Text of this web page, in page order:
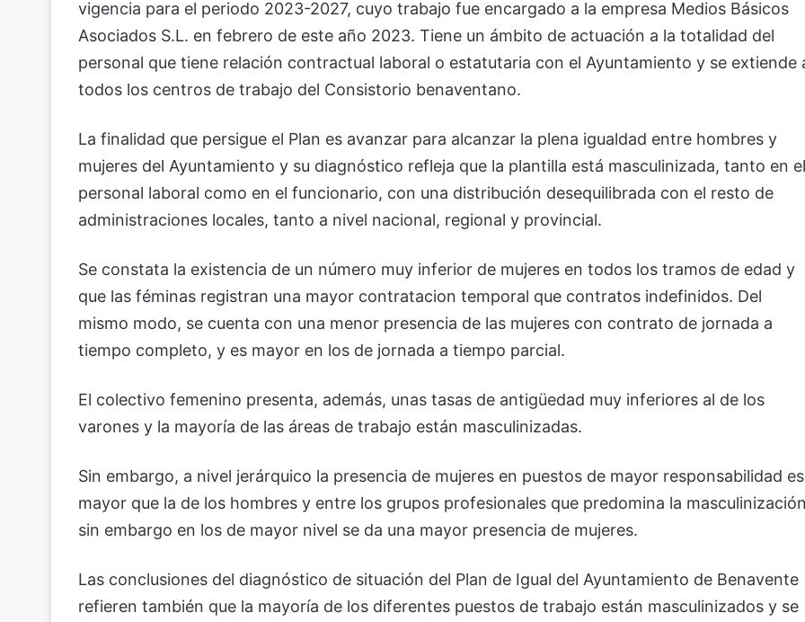
vigencia para el periodo 2023-2027, cuyo trabajo fue encargado a la empresa Medios Básicos
Asociados S.L. en febrero de este año 2023. Tiene un ámbito de actuación a la totalidad del
personal que tiene relación contractual laboral o estatutaria con el Ayuntamiento y se extiende
todos los centros de trabajo del Consistorio benaventano.
La finalidad que persigue el Plan es avanzar para alcanzar la plena igualdad entre hombres y
mujeres del Ayuntamiento y su diagnóstico refleja que la plantilla está masculinizada, tanto en el
personal laboral como en el funcionario, con una distribución desequilibrada con el resto de
administraciones locales, tanto a nivel nacional, regional y provincial.
Se constata la existencia de un número muy inferior de mujeres en todos los tramos de edad y
que las féminas registran una mayor contratacion temporal que contratos indefinidos. Del
mismo modo, se cuenta con una menor presencia de las mujeres con contrato de jornada a
tiempo completo, y es mayor en los de jornada a tiempo parcial.
El colectivo femenino presenta, además, unas tasas de antigüedad muy inferiores al de los
varones y la mayoría de las áreas de trabajo están masculinizadas.
Sin embargo, a nivel jerárquico la presencia de mujeres en puestos de mayor responsabilidad es
mayor que la de los hombres y entre los grupos profesionales que predomina la
sin embargo en los de mayor nivel se da una mayor presencia de mujeres.
Las conclusiones del diagnóstico de situación del Plan de Igual del Ayuntamiento de Benavente
refieren también que la mayoría de los diferentes puestos de trabajo están masculinizados y se